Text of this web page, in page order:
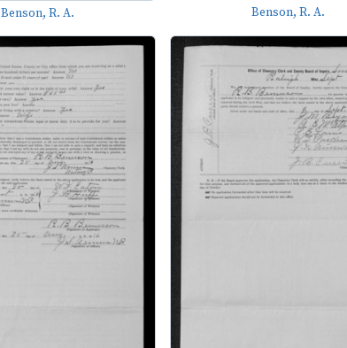
Benson, R. A. Benson, R. A.